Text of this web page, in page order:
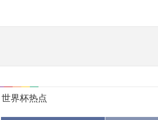
世界杯热点